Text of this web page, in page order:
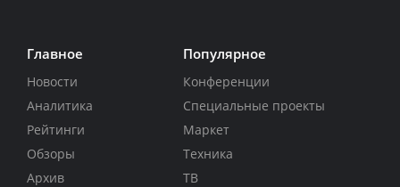
Главное
Новости
Аналитика
Рейтинги
Обзоры
Архив
Популярное
Конференции
Специальные проекты
Маркет
Техника
ТВ